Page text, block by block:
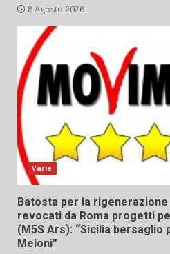
8 Agosto 2026
Varie
Batosta per la rigenerazione
revocati da Roma progetti
(M5S Ars): “Sicilia
Meloni”